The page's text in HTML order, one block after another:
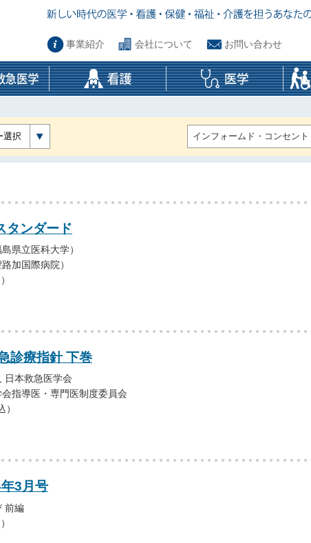
事業紹介 会社について お問い合わせ
選択
タンダード
県立医科大学）
加国際病院）
診療指針 下巻
日本救急医学会
指導医・専門医制度委員会
3月号
前編